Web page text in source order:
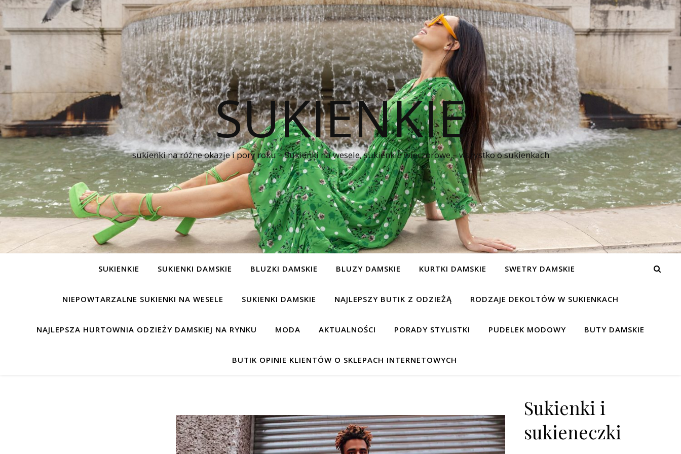
SUKIENKIE
sukienki na różne okazje i pory roku – Sukienki na wesele, sukienkie wieczorowe – wszystko o sukienkach
SUKIENKIE SUKIENKI DAMSKIE BLUZKI DAMSKIE BLUZY DAMSKIE KURTKI DAMSKIE SWETRY DAMSKIE
NIEPOWTARZALNE SUKIENKI NA WESELE SUKIENKI DAMSKIE NAJLEPSZY BUTIK Z ODZIEŻĄ RODZAJE DEKOLTÓW W SUKIENKACH
NAJLEPSZA HURTOWNIA ODZIEŻY DAMSKIEJ NA RYNKU MODA AKTUALNOŚCI PORADY STYLISTKI PUDELEK MODOWY BUTY DAMSKIE
BUTIK OPINIE KLIENTÓW O SKLEPACH INTERNETOWYCH
Sukienki i
sukieneczki